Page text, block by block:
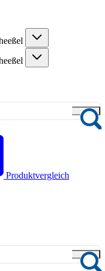
Produktvergleich